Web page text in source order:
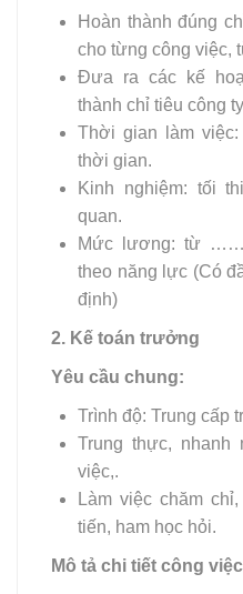
Hoàn thành đúng
cho từng công việc,
Đưa ra các kế
thành chỉ tiêu công
Thời gian làm
thời gian.
Kinh nghiệm: tối
quan.
Mức lương: từ
theo năng lực (Có
định)
2. Kế toán trưởng
Yêu cầu chung:
Trình độ: Trung cấp
Trung thực, nhanh
việc,.
Làm việc chăm
tiến, ham học hỏi.
Mô tả chi tiết công